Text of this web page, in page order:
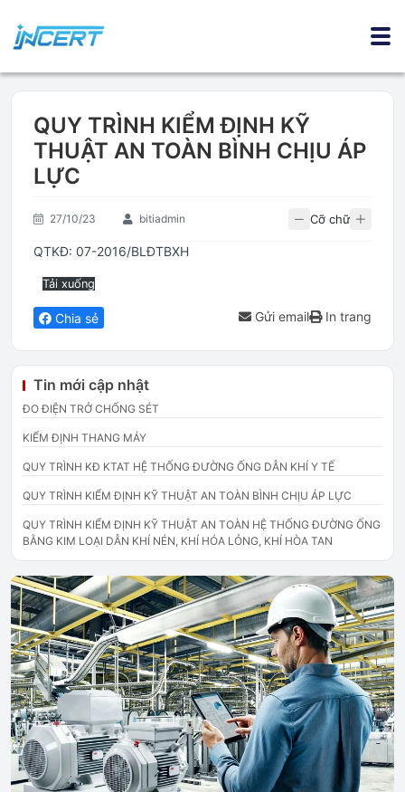
QUY TRÌNH KIỂM ĐỊNH KỸ
THUẬT AN TOÀN BÌNH CHỊU ÁP
LỰC
27/10/23 bitiadmin Cỡ chữ
QTKĐ: 07-2016/BLĐTBXH
Tải xuống
Chia sẻ Gửi email In trang
Tin mới cập nhật
ĐO ĐIỆN TRỞ CHỐNG SÉT
KIỂM ĐỊNH THANG MÁY
QUY TRÌNH KĐ KTAT HỆ THỐNG ĐƯỜNG ỐNG DẪN KHÍ Y TẾ
QUY TRÌNH KIỂM ĐỊNH KỸ THUẬT AN TOÀN BÌNH CHỊU ÁP LỰC
QUY TRÌNH KIỂM ĐỊNH KỸ THUẬT AN TOÀN HỆ THỐNG ĐƯỜNG ỐNG
BẰNG KIM LOẠI DẪN KHÍ NÉN, KHÍ HÓA LỎNG, KHÍ HÒA TAN